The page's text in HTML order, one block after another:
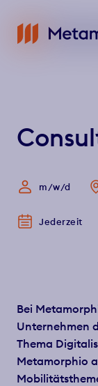
Unternehmen
m/w/d
Jederzeit
Bei
Unternehmen
Thema
Metamorphio